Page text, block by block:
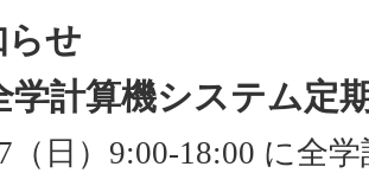
らせ
学計算機システム定
（日）9:00-18:00 に全